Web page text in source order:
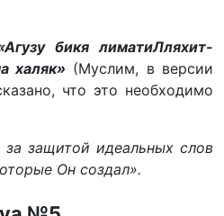
бикя лиматиЛляхит-
халяк» (Муслим, в версии
что это необходимо
защитой идеальных слов
Он создал».